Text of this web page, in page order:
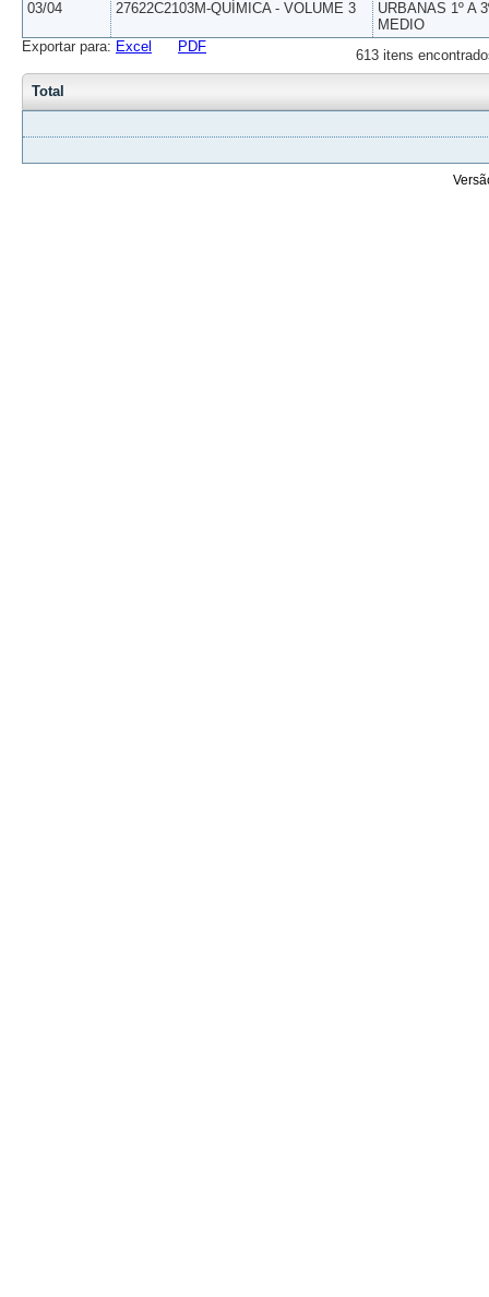
03/04 27622C2103M-QUÍMICA - VOLUME 3
URBANAS 1º A
MEDIO
613 itens
Exportar para: Excel PDF
Total